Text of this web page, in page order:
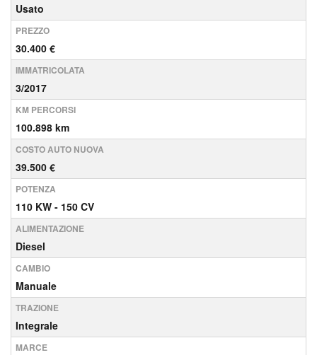
Usato
PREZZO
30.400 €
IMMATRICOLATA
3/2017
KM PERCORSI
100.898 km
COSTO AUTO NUOVA
39.500 €
POTENZA
110 KW - 150 CV
ALIMENTAZIONE
Diesel
CAMBIO
Manuale
TRAZIONE
Integrale
MARCE